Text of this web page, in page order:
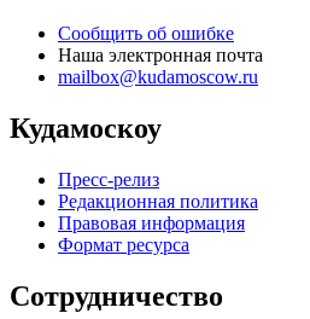
Сообщить об ошибке
Наша электронная почта
mailbox@kudamoscow.ru
Кудамоскоу
Пресс-релиз
Редакционная политика
Правовая информация
Формат ресурса
Сотрудничество